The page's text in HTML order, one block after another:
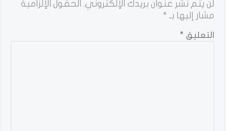
لن يتم نشر عنوان بريدك الإلكتروني. الحقول الإلزامية
مشار إليها بـ *
التعليق *